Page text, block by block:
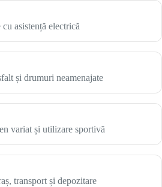
asistență electrică
și drumuri neamenajate
variat și utilizare sportivă
transport și depozitare